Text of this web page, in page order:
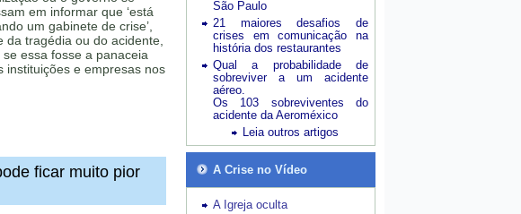
em informar que ‘está
um gabinete de crise’,
da tragédia ou do acidente,
se essa fosse a panaceia
instituições e empresas nos
ficar muito pior
São Paulo
21 maiores desafios de
crises em comunicação na
história dos restaurantes
Qual a probabilidade de
sobreviver a um acidente
aéreo.
Os 103 sobreviventes do
acidente da Aeroméxico
Leia outros artigos
A Crise no Vídeo
A Igreja oculta